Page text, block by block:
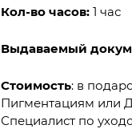
Кол-во часов:1 час
Выдаваемый
Стоимость: в
Пигментациям или
Специалист по